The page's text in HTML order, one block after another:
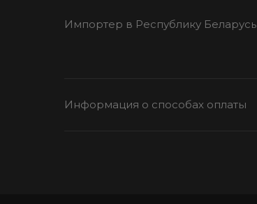
Импортер в Республику Беларусь
Информация о способах оплаты